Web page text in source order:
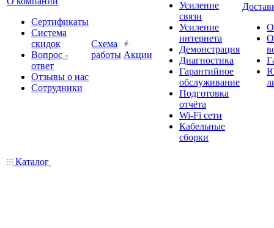
Сертификаты
Система
скидок
Вопрос -
ответ
Отзывы о нас
Сотрудники
Схема
работы Акции
Усиление
связи
Усиление
интернета
Демонстрация
Диагностика
Гарантийное
обслуживание
Подготовка
отчёта
Wi-Fi сети
Кабельные
сборки
Каталог